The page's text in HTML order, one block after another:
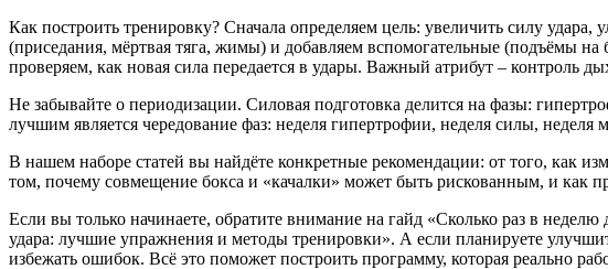
Как построить тренировку? Сначала определяем цель: увеличить силу
(приседания, мёртвая тяга, жимы) и добавляем вспомогательные (подъёмы
проверяем, как новая сила передается в удары. Важный атрибут – контроль
Не забывайте о периодизации. Силовая подготовка делится на фазы:
лучшим является чередование фаз: неделя гипертрофии, неделя силы,
В нашем наборе статей вы найдёте конкретные рекомендации: от того, как
том, почему совмещение бокса и «качалки» может быть рискованным, и как
Если вы только начинаете, обратите внимание на гайд «Сколько раз в
удара: лучшие упражнения и методы тренировки». А если планируете
избежать ошибок. Всё это поможет построить программу, которая реально